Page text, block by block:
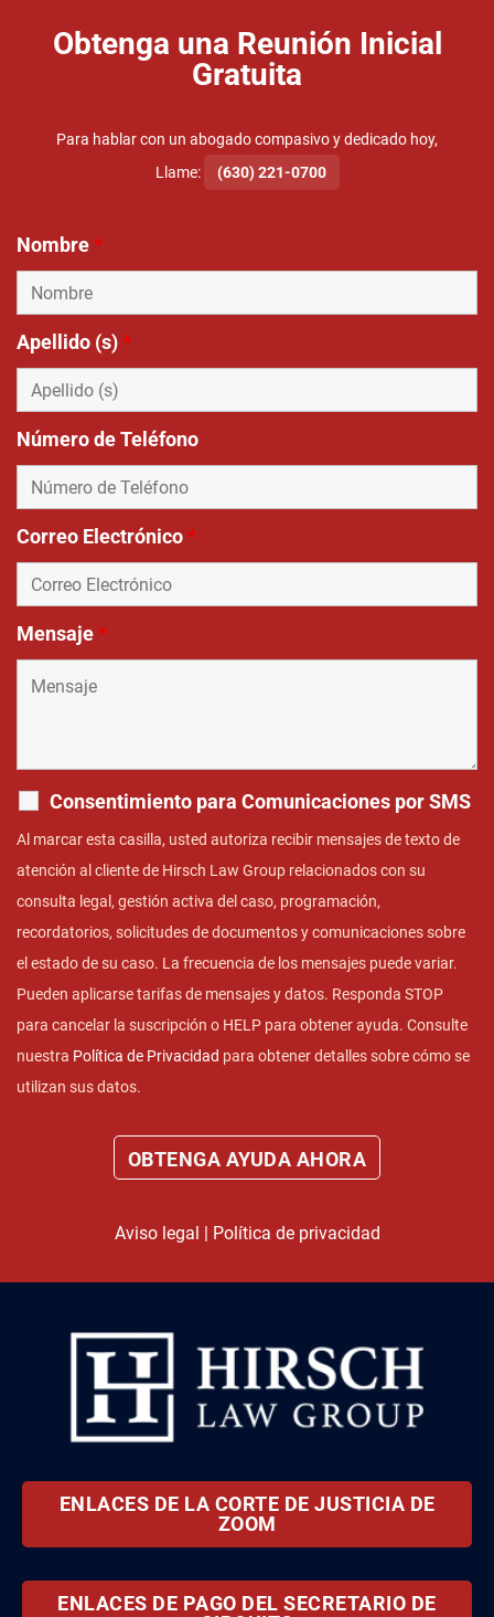
Obtenga una Reunión Inicial
Gratuita
Para hablar con un abogado compasivo y dedicado hoy,
Llame:
(630) 221-0700
Nombre*
Apellido (s)*
Número de Teléfono
Correo Electrónico*
Mensaje*
Consentimiento para Comunicaciones por SMS
Al marcar esta casilla, usted autoriza recibir mensajes de texto de
atención al cliente de Hirsch Law Group relacionados con su
consulta legal, gestión activa del caso, programación,
recordatorios, solicitudes de documentos y comunicaciones sobre
el estado de su caso. La frecuencia de los mensajes puede variar.
Pueden aplicarse tarifas de mensajes y datos. Responda STOP
para cancelar la suscripción o HELP para obtener ayuda. Consulte
nuestra Política de Privacidad para obtener detalles sobre cómo se
utilizan sus datos.
Aviso legal Política de privacidad
ENLACES DE LA CORTE DE JUSTICIA DE
ZOOM
ENLACES DE PAGO DEL SECRETARIO DE